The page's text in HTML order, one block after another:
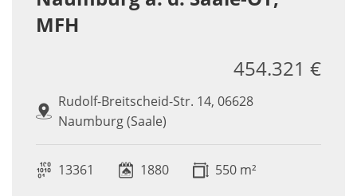
MFH
Rudolf-Breitscheid-Str. 14, 06628
Naumburg (Saale)
454.321 €
13361 1880 550 m²